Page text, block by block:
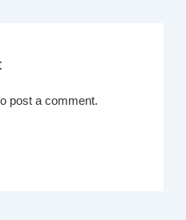
post a comment.